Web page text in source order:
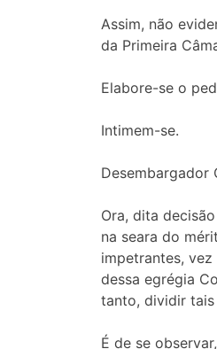
Assim, não
da Primeira
Elabore-se o
Intimem-se.
Desembargador
Ora, dita
na seara do
impetrantes,
dessa egrégia
tanto, dividir tais
É de se